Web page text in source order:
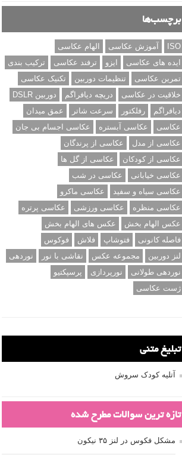
برچسب‌ها
ISO آموزش عکاسی
الهام عکاسی
ایده های عکاسی
ایزو ترفند عکاسی
ترکیب بندی
تمرین عکاسی
تنظیمات دوربین
تکنیک عکاسی
خلاقیت در عکاسی
دریچه دیافراگم
دوربین DSLR
دیافراگم
رفلکتور سرعت شاتر
عمق میدان
عکاسی
عکاسی آبستره
عکاسی اجسام بی جان
عکاسی از مدل
عکاسی از پرندگان
عکاسی از کودکان
عکاسی از گل ها
عکاسی خیابانی
عکاسی در شب
عکاسی سیاه و سفید
عکاسی ماکرو
عکاسی منظره
عکاسی ورزشی
عکاسی پرتره
عکس الهام بخش
عکس های الهام بخش
فاصله کانونی
فتوشاپ فلاش
فوکوس
لنز دوربین
مجموعه عکس نقاشی با نور
نوردهی
نوردهی طولانی
نورپردازی
پرسپکتیو
ژست عکاسی
تبلیغ متنی
آتلیه کودک سروش
تازه ترین سوالات مطرح شده
مشکل فکوس در لنز ۳۵ نیکون